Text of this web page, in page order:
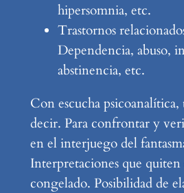
hipersomnia, etc.
Trastornos
Dependencia, abuso,
abstinencia, etc.
Con escucha psicoanalítica,
decir. Para confrontar y
en el interjuego del
Interpretaciones que quiten
congelado. Posibilidad de